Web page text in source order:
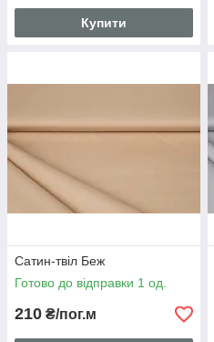
Купити
Сатин-твіл Беж
Готово до відправки 1 од.
210 ₴/пог.м